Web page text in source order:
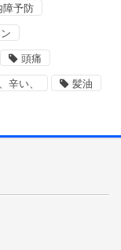
障予防
頭痛
辛い、 髪油